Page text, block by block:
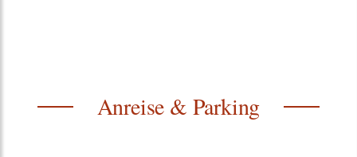
Anreise & Parking